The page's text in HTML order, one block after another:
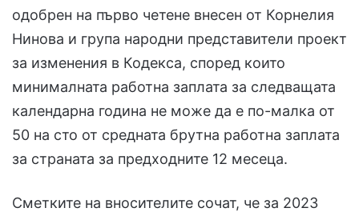
одобрен на първо четене внесен от Корнелия
Нинова и група народни представители проект
за изменения в Кодекса, според които
минималната работна заплата за следващата
календарна година не може да е по-малка от
50 на сто от средната брутна работна заплата
за страната за предходните 12 месеца.
Сметките на вносителите сочат, че за 2023